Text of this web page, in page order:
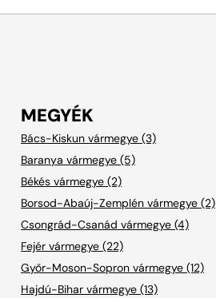
MEGYÉK
Bács-Kiskun vármegye (3)
Baranya vármegye (5)
Békés vármegye (2)
Borsod-Abaúj-Zemplén vármegye (2)
Csongrád-Csanád vármegye (4)
Fejér vármegye (22)
Győr-Moson-Sopron vármegye (12)
Hajdú-Bihar vármegye (13)